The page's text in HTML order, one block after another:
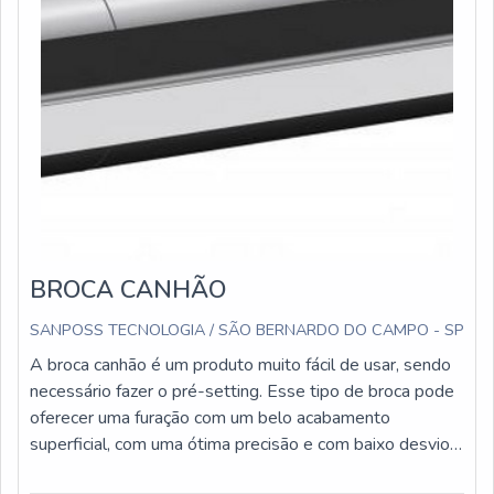
BROCA CANHÃO
SANPOSS TECNOLOGIA / SÃO BERNARDO DO CAMPO - SP
A broca canhão é um produto muito fácil de usar, sendo
necessário fazer o pré-setting. Esse tipo de broca pode
oferecer uma furação com um belo acabamento
superficial, com uma ótima precisão e com baixo desvio